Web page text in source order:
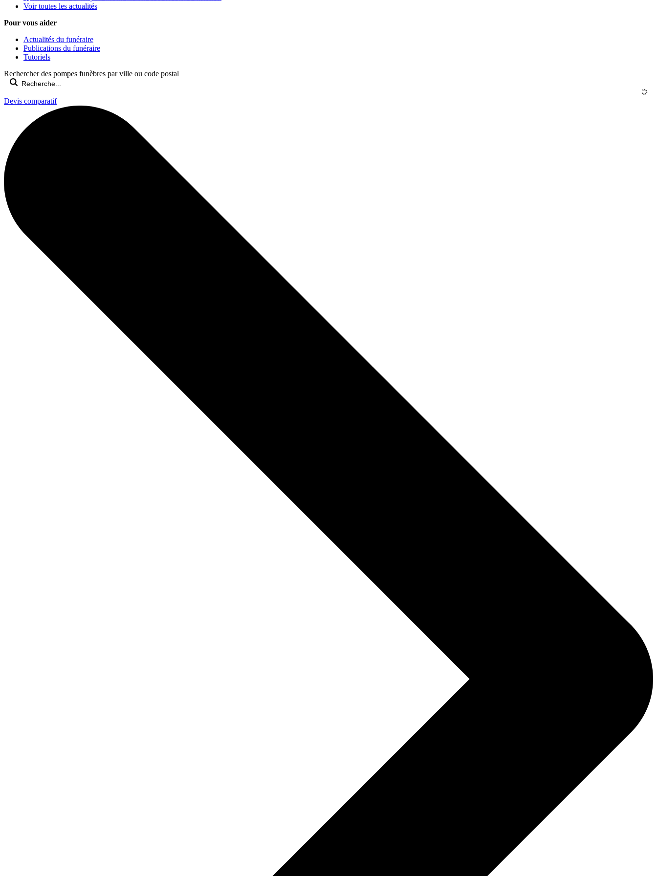
Voir toutes les actualités
Pour vous aider
Actualités du funéraire
Publications du funéraire
Tutoriels
Rechercher des pompes funèbres par ville ou code postal
Devis comparatif